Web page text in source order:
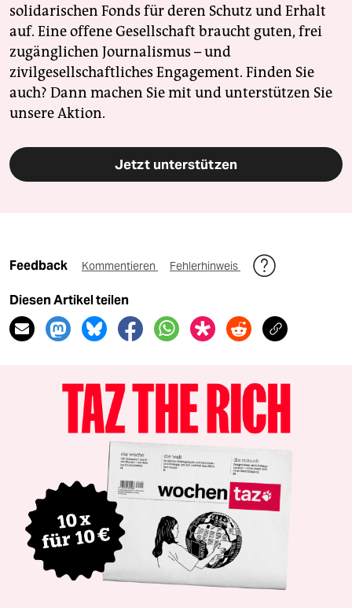
solidarischen Fonds für deren Schutz und Erhalt
auf. Eine offene Gesellschaft braucht guten, frei
zugänglichen Journalismus – und
zivilgesellschaftliches Engagement. Finden Sie
auch? Dann machen Sie mit und unterstützen Sie
unsere Aktion.
Jetzt unterstützen
Feedback Kommentieren Fehlerhinweis
Diesen Artikel teilen